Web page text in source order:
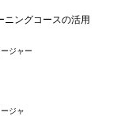
ニングコースの活用
ジャー
ジャ